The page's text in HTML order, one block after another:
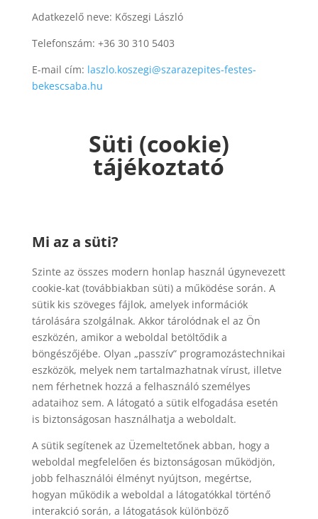
Adatkezelő neve: Kőszegi László
Telefonszám: +36 30 310 5403
E-mail cím: laszlo.koszegi@szarazepites-festes-
bekescsaba.hu
Süti (cookie)
tájékoztató
Mi az a süti?
Szinte az összes modern honlap használ úgynevezett
cookie-kat (továbbiakban süti) a működése során. A
sütik kis szöveges fájlok, amelyek információk
tárolására szolgálnak. Akkor tárolódnak el az Ön
eszközén, amikor a weboldal betöltődik a
böngészőjébe. Olyan „passzív” programozástechnikai
eszközök, melyek nem tartalmazhatnak vírust, illetve
nem férhetnek hozzá a felhasználó személyes
adataihoz sem. A látogató a sütik elfogadása esetén
is biztonságosan használhatja a weboldalt.
A sütik segítenek az Üzemeltetőnek abban, hogy a
weboldal megfelelően és biztonságosan működjön,
jobb felhasználói élményt nyújtson, megértse,
hogyan működik a weboldal a látogatókkal történő
interakció során, a látogatások különböző